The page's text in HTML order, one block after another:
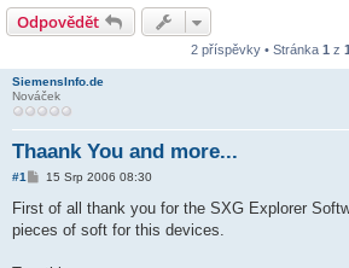
Odpovědět
2 příspěvky • Stránka 1 z 1
SiemensInfo.de
Nováček
Thaank You and more...
#1
P
í
p
15 Srp 2006 08:30
First of all thank you for the SXG Explorer
pieces of soft for this devices.